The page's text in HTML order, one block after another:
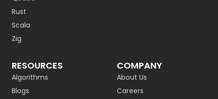
Rust
Scala
Zig
RESOURCES
Algorithms
Blogs
COMPANY
About Us
Careers